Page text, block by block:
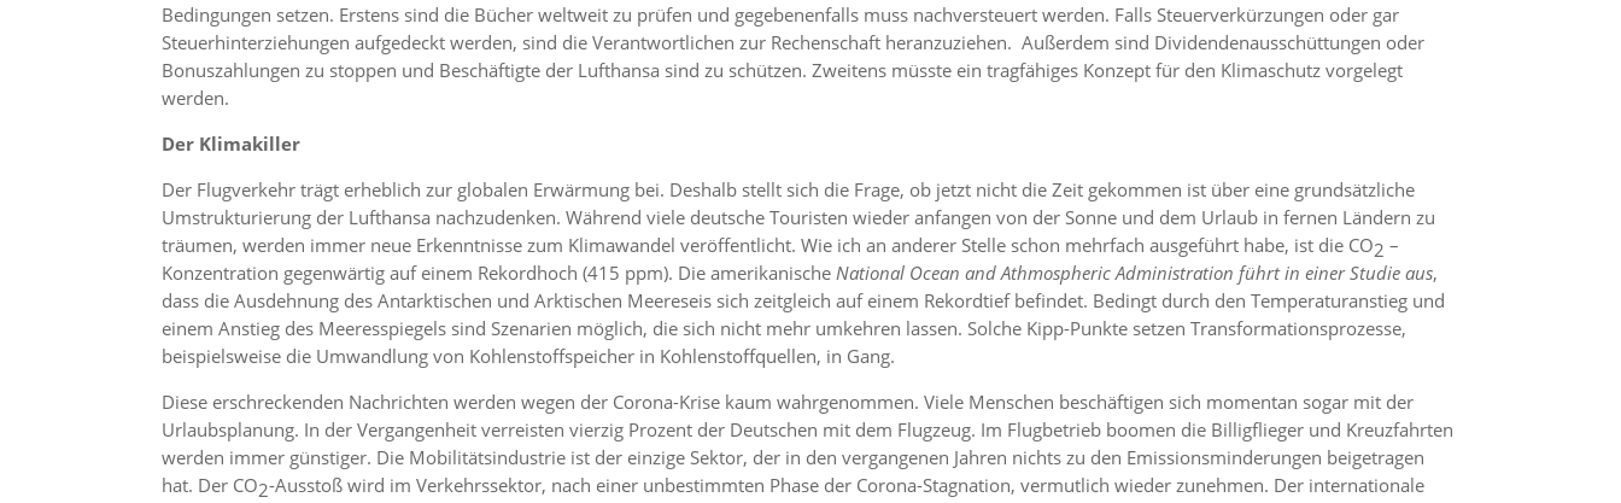
Bedingungen setzen. Erstens sind die Bücher weltweit zu prüfen und gegebenenfalls muss nachversteuert werden. Falls Steuerverkürzungen oder gar
Steuerhinterziehungen aufgedeckt werden, sind die Verantwortlichen zur Rechenschaft heranzuziehen. Außerdem sind Dividendenausschüttungen oder
Bonuszahlungen zu stoppen und Beschäftigte der Lufthansa sind zu schützen. Zweitens müsste ein tragfähiges Konzept für den Klimaschutz vorgelegt
werden.
Der Klimakiller
Der Flugverkehr trägt erheblich zur globalen Erwärmung bei. Deshalb stellt sich die Frage, ob jetzt nicht die Zeit gekommen ist über eine grundsätzliche
Umstrukturierung der Lufthansa nachzudenken. Während viele deutsche Touristen wieder anfangen von der Sonne und dem Urlaub in fernen Ländern zu
träumen, werden immer neue Erkenntnisse zum Klimawandel veröffentlicht. Wie ich an anderer Stelle schon mehrfach ausgeführt habe, ist die CO2–
Konzentration gegenwärtig auf einem Rekordhoch (415 ppm). Die amerikanische National Ocean and Athmospheric Administration führt in einer Studie aus,
dass die Ausdehnung des Antarktischen und Arktischen Meereseis sich zeitgleich auf einem Rekordtief befindet. Bedingt durch den Temperaturanstieg und
einem Anstieg des Meeresspiegels sind Szenarien möglich, die sich nicht mehr umkehren lassen. Solche Kipp-Punkte setzen Transformationsprozesse,
beispielsweise die Umwandlung von Kohlenstoffspeicher in Kohlenstoffquellen, in Gang.
Diese erschreckenden Nachrichten werden wegen der Corona-Krise kaum wahrgenommen. Viele Menschen beschäftigen sich momentan sogar mit der
Urlaubsplanung. In der Vergangenheit verreisten vierzig Prozent der Deutschen mit dem Flugzeug. Im Flugbetrieb boomen die Billigflieger und Kreuzfahrten
werden immer günstiger. Die Mobilitätsindustrie ist der einzige Sektor, der in den vergangenen Jahren nichts zu den Emissionsminderungen beigetragen
hat. Der CO2-Ausstoß wird im Verkehrssektor, nach einer unbestimmten Phase der Corona-Stagnation, vermutlich wieder zunehmen. Der internationale